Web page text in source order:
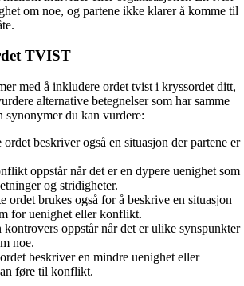
om noe, og partene ikke klarer å komme til
TVIST
med å inkludere ordet tvist i kryssordet ditt,
alternative betegnelser som har samme
synonymer du kan vurdere:
ordet beskriver også en situasjon der partene er
oppstår når det er en dypere uenighet som
og stridigheter.
ordet brukes også for å beskrive en situasjon
for uenighet eller konflikt.
kontrovers oppstår når det er ulike synspunkter
noe.
beskriver en mindre uenighet eller
føre til konflikt.